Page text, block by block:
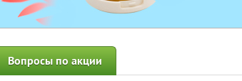
Вопросы по акции